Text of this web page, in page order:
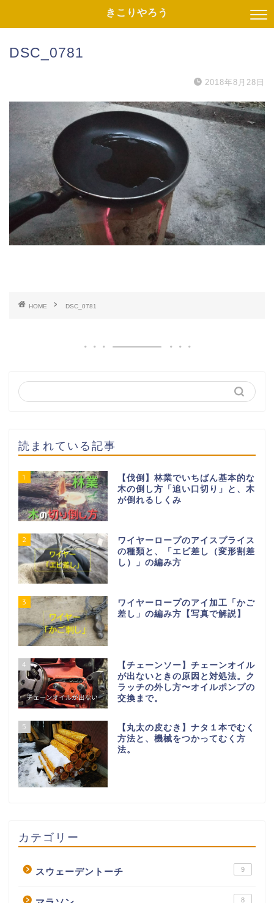
きこりやろう
DSC_0781
2018年8月28日
HOME DSC_0781
読まれている記事
1
【伐倒】林業でいちばん基本的な
木の倒し方「追い口切り」と、木
が倒れるしくみ
2
ワイヤーロープのアイスプライス
の種類と、「エビ差し（変形割差
し）」の編み方
3
ワイヤーロープのアイ加工「かご
差し」の編み方【写真で解説】
4
【チェーンソー】チェーンオイル
が出ないときの原因と対処法。ク
ラッチの外し方〜オイルポンプの
交換まで。
5
【丸太の皮むき】ナタ１本でむく
方法と、機械をつかってむく方
法。
カテゴリー
スウェーデントーチ 9
8